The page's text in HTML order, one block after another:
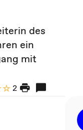
des
ein
mit
2